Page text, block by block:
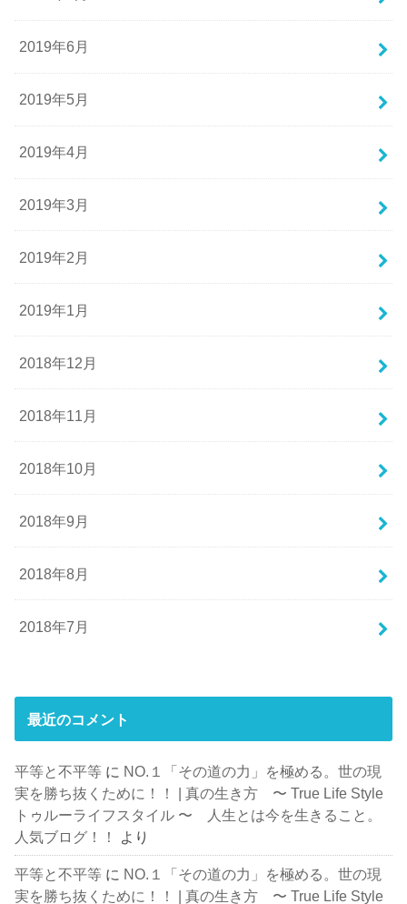
2019年6月
2019年5月
2019年4月
2019年3月
2019年2月
2019年1月
2018年12月
2018年11月
2018年10月
2018年9月
2018年8月
2018年7月
最近のコメント
平等と不平等 に NO.１「その道の力」を極める。世の現
実を勝ち抜くために！！ | 真の生き方 〜 True Life Style
トゥルーライフスタイル 〜 人生とは今を生きること。
人気ブログ！！
より
平等と不平等 に NO.１「その道の力」を極める。世の現
実を勝ち抜くために！！ | 真の生き方 〜 True Life Style